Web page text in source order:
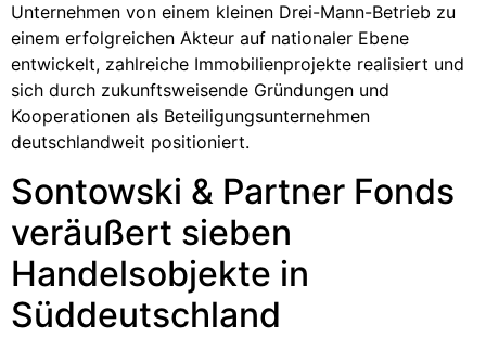
Unternehmen von einem kleinen Drei-Mann-Betrieb zu
einem erfolgreichen Akteur auf nationaler Ebene
entwickelt, zahlreiche Immobilienprojekte realisiert und
sich durch zukunftsweisende Gründungen und
Kooperationen als Beteiligungsunternehmen
deutschlandweit positioniert.
Sontowski & Partner Fonds
veräußert sieben
Handelsobjekte in
Süddeutschland